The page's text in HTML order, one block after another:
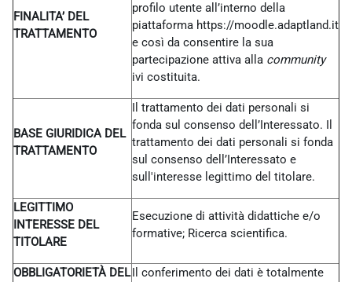
FINALITA’ DEL
TRATTAMENTO
profilo utente all’interno della
piattaforma https://moodle.adaptland.it
e così da consentire la sua
partecipazione attiva alla community
ivi costituita.
BASE GIURIDICA DEL
TRATTAMENTO
Il trattamento dei dati personali si
fonda sul consenso dell’Interessato. Il
trattamento dei dati personali si fonda
sul consenso dell’Interessato e
sull'interesse legittimo del titolare.
LEGITTIMO
INTERESSE DEL
TITOLARE
Esecuzione di attività didattiche e/o
formative; Ricerca scientifica.
OBBLIGATORIETÀ DELIl conferimento dei dati è totalmente